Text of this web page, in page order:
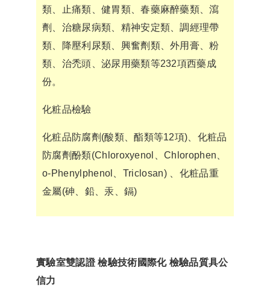
類、止痛類、健胃類、春藥麻醉藥類、瀉
劑、治糖尿病類、精神安定類、調經理帶
類、降壓利尿類、興奮劑類、外用膏、粉
類、治禿頭、泌尿用藥類等232項西藥成
份。
化粧品檢驗
化粧品防腐劑(酸類、酯類等12項)、化粧品
防腐劑酚類(Chloroxyenol、Chlorophen、
o-Phenylphenol、Triclosan) 、化粧品重
金屬(砷、鉛、汞、鎘)
實驗室雙認證 檢驗技術國際化 檢驗品質具公
信力